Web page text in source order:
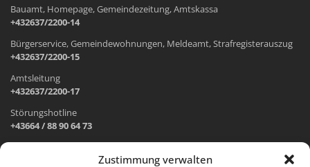
Zustimmung verwalten
Bauamt, Homepage, Gemeindezeitung, Amtskassa
+432637/2200-14
Bürgerservice, Gemeindewohnungen, Meldeamt, Strafregisterauszug
+432637/2200-15
Amtsleitung
+432637/2200-17
Störungshotline
+43664 / 88 90 64 73